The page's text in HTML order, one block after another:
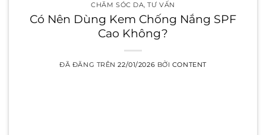
CHĂM SÓC DA,TƯ VẤN
Có Nên Dùng Kem Chống Nắng SPF
Cao Không?
ĐÃ ĐĂNG TRÊN22/01/2026 BỞI CONTENT